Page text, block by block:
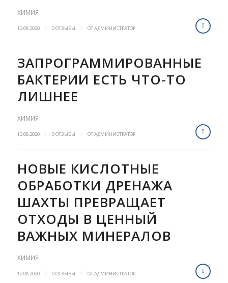
ХИМИЯ
13.08.2020 / 0 ОТЗЫВЫ / ОТАДМИНИСТРАТОР
ЗАПРОГРАММИРОВАННЫЕ
БАКТЕРИИ ЕСТЬ ЧТО-ТО
ЛИШНЕЕ
ХИМИЯ
13.08.2020 / 0 ОТЗЫВЫ / ОТАДМИНИСТРАТОР
НОВЫЕ КИСЛОТНЫЕ
ОБРАБОТКИ ДРЕНАЖА
ШАХТЫ ПРЕВРАЩАЕТ
ОТХОДЫ В ЦЕННЫЙ
ВАЖНЫХ МИНЕРАЛОВ
ХИМИЯ
12.08.2020 / 0 ОТЗЫВЫ / ОТАДМИНИСТРАТОР